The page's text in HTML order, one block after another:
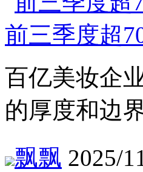
前三季度超
百亿美妆企
的厚度和边界
飘飘 2025/